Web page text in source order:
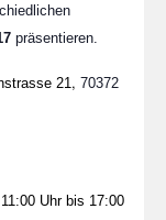
präsentieren.
21, 70372
Uhr bis 17:00